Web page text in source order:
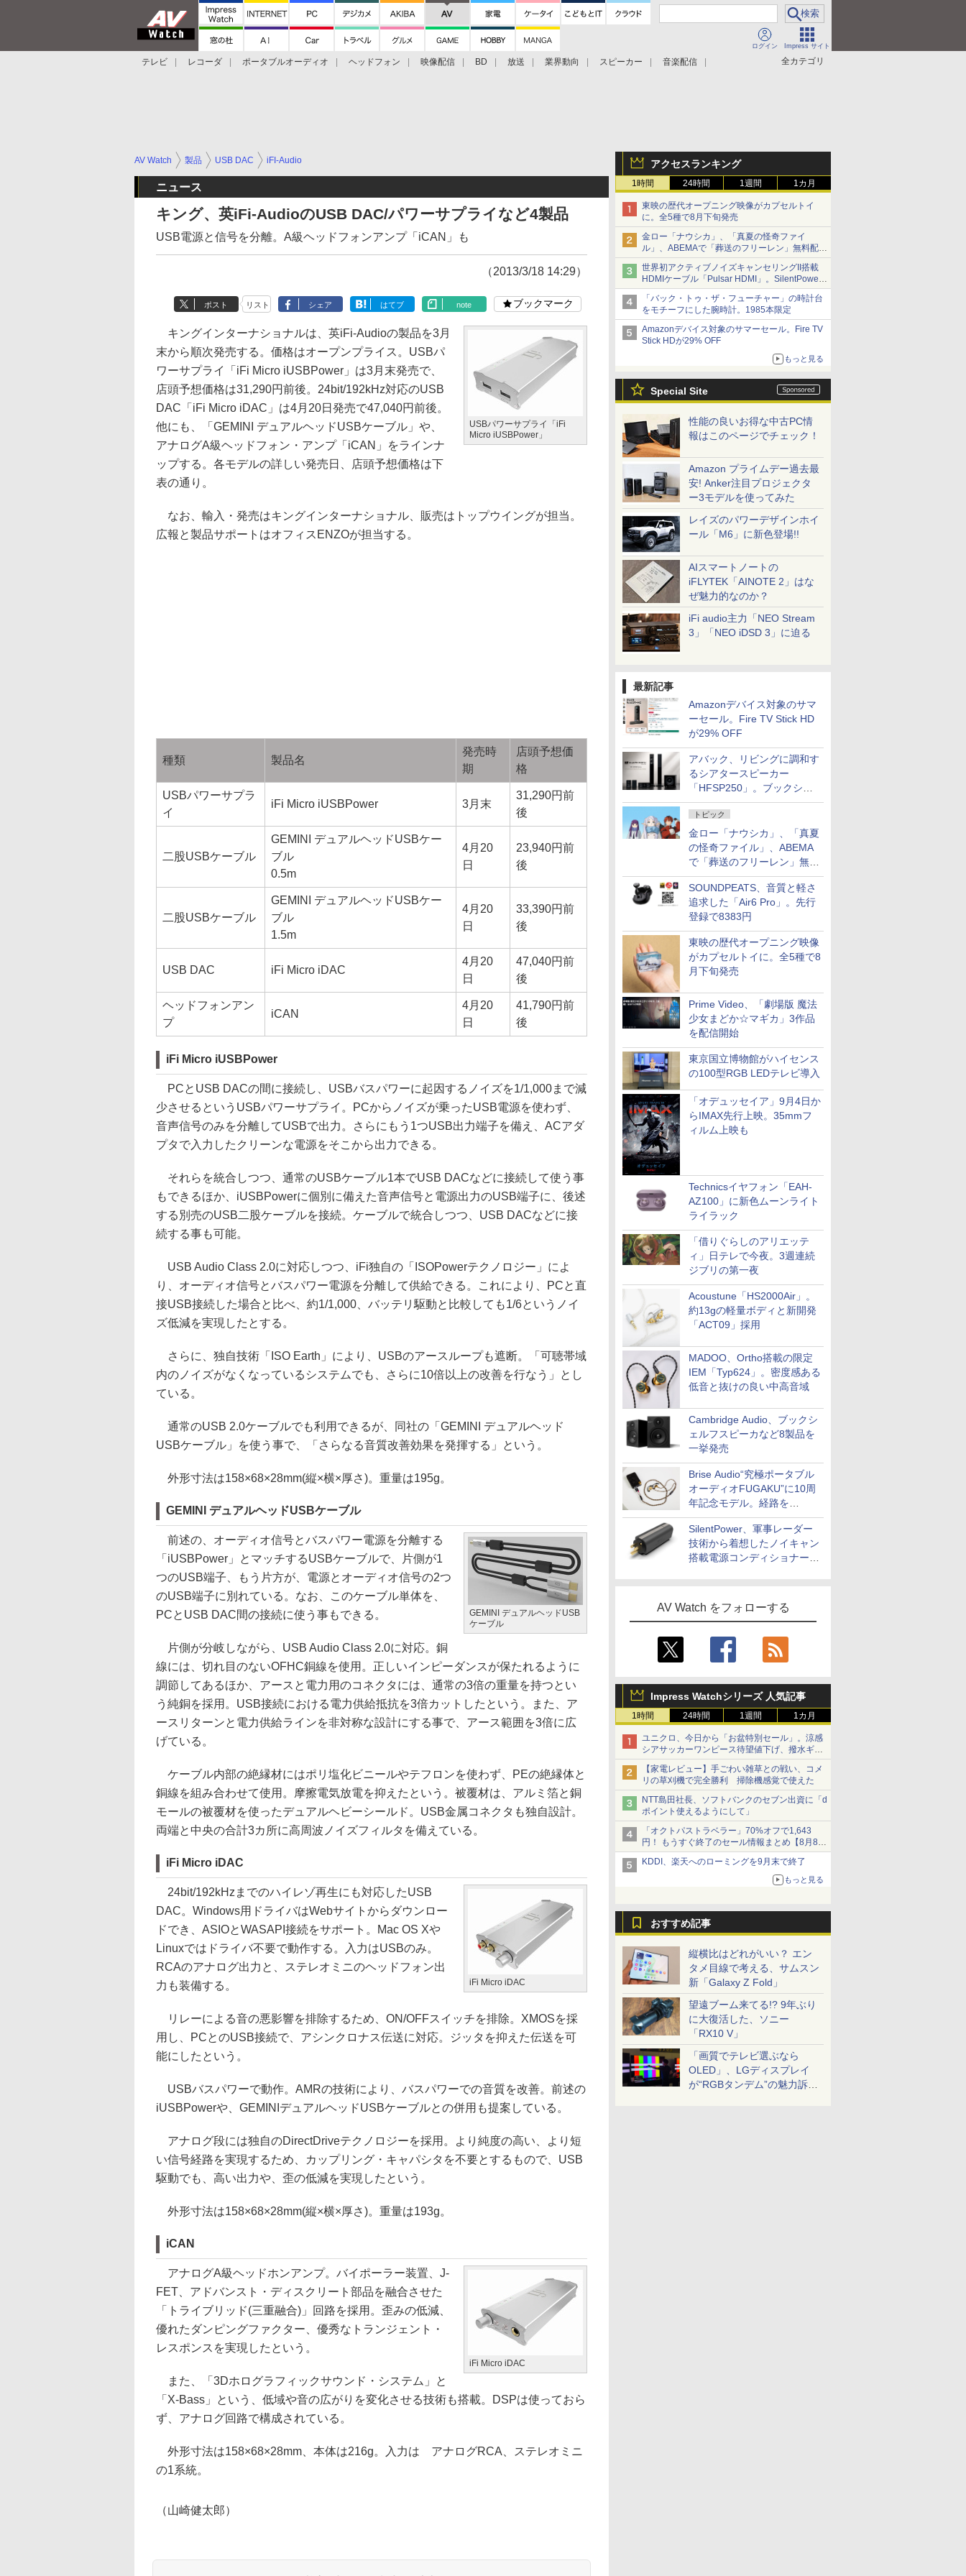
ログイン Impress サイト
全カテゴリ
テレビ レコーダ ポータブルオーディオ ヘッドフォン 映像配信 BD 放送 業界動向 スピーカー
音楽配信
アクセスランキング
1時間 24時間 1週間 1カ月
東映の歴代オープニング映像がカプセルトイ
に。全5種で8月下旬発売
金ロー「ナウシカ」、「真夏の怪奇ファイ
ル」、ABEMAで「葬送のフリーレン」無料配信
など。夏の特番・配信情報
世界初アクティブノイズキャンセリングII搭載
HDMIケーブル「Pulsar HDMI」。SilentPower
から
「バック・トゥ・ザ・フューチャー」の時計台
をモチーフにした腕時計。1985本限定
Amazonデバイス対象のサマーセール。Fire TV
Stick HDが29% OFF
もっと見る
Special Site
性能の良いお得な中古PC情
報はこのページでチェック！
Amazon プライムデー過去最
安! Anker注目プロジェクタ
ー3モデルを使ってみた
レイズのパワーデザインホイ
ール「M6」に新色登場!!
AIスマートノートの
iFLYTEK「AINOTE 2」はな
ぜ魅力的なのか？
iFi audio主力「NEO Stream
3」「NEO iDSD 3」に迫る
最新記事
Amazonデバイス対象のサマ
ーセール。Fire TV Stick HD
が29% OFF
アバック、リビングに調和す
るシアタースピーカー
「HFSP250」。ブックシェ
ルフはペア3万円以下
トピック
金ロー「ナウシカ」、「真夏
の怪奇ファイル」、ABEMA
で「葬送のフリーレン」無料
配信など。夏の特番・配信情
報
SOUNDPEATS、音質と軽さ
追求した「Air6 Pro」。先行
登録で8383円
東映の歴代オープニング映像
がカプセルトイに。全5種で8
月下旬発売
Prime Video、「劇場版 魔法
少女まどか☆マギカ」3作品
を配信開始
東京国立博物館がハイセンス
の100型RGB LEDテレビ導入
「オデュッセイア」9月4日か
らIMAX先行上映。35mmフ
ィルム上映も
Technicsイヤフォン「EAH-
AZ100」に新色ムーンライト
ライラック
「借りぐらしのアリエッテ
ィ」日テレで今夜。3週連続
ジブリの第一夜
Acoustune「HS2000Air」。
約13gの軽量ボディと新開発
「ACT09」採用
MADOO、Ortho搭載の限定
IEM「Typ624」。密度感ある
低音と抜けの良い中高音域
Cambridge Audio、ブックシ
ェルフスピーカなど8製品を
一挙発売
Brise Audio“究極ポータブル
オーディオFUGAKU”に10周
年記念モデル。経路を
NISHIKIで統一。400万円
SilentPower、軍事レーダー
技術から着想したノイキャン
搭載電源コンディショナー
AV Watch をフォローする
Impress Watchシリーズ 人気記事
1時間 24時間 1週間 1カ月
ユニクロ、今日から「お盆特別セール」。涼感
シアサッカーワンピース待望値下げ、撥水ギア
ショーツは1990円に
【家電レビュー】手ごわい雑草との戦い、コメ
リの草刈機で完全勝利 掃除機感覚で使えた
NTT島田社長、ソフトバンクのセブン出資に「d
ポイント使えるようにして」
「オクトパストラベラー」70%オフで1,643
円！ もうすぐ終了のセール情報まとめ【8月8日
更新】
ニンテンドーeショップでは「大神 絶景版」が
KDDI、楽天へのローミングを9月末で終了
もっと見る
おすすめ記事
縦横比はどれがいい？ エン
タメ目線で考える、サムスン
新「Galaxy Z Fold」
望遠ブーム来てる!? 9年ぶり
に大復活した、ソニー
「RX10 V」
「画質でテレビ選ぶなら
OLED」、LGディスプレイ
が“RGBタンデム”の魅力訴
AV Watch 製品 USB DAC iFI-Audio
ニュース
キング、英iFi-AudioのUSB DAC/パワーサプライなど4製品
USB電源と信号を分離。A級ヘッドフォンアンプ「iCAN」も
（2013/3/18 14:29）
ポスト リスト シェア はてブ note ブックマーク
USBパワーサプライ「iFi
Micro iUSBPower」
キングインターナショナルは、英iFi-Audioの製品を3月
末から順次発売する。価格はオープンプライス。USBパ
ワーサプライ「iFi Micro iUSBPower」は3月末発売で、
店頭予想価格は31,290円前後。24bit/192kHz対応のUSB
DAC「iFi Micro iDAC」は4月20日発売で47,040円前後。
他にも、「GEMINI デュアルヘッドUSBケーブル」や、
アナログA級ヘッドフォン・アンプ「iCAN」をラインナ
ップする。各モデルの詳しい発売日、店頭予想価格は下
表の通り。
なお、輸入・発売はキングインターナショナル、販売はトップウイングが担当。
広報と製品サポートはオフィスENZOが担当する。
種類 製品名
発売時
期
店頭予想価
格
USBパワーサプラ
イ
iFi Micro iUSBPower 3月末
31,290円前
後
二股USBケーブル
GEMINI デュアルヘッドUSBケー
ブル
0.5m
4月20
日
23,940円前
後
二股USBケーブル
GEMINI デュアルヘッドUSBケー
ブル
1.5m
4月20
日
33,390円前
後
USB DAC iFi Micro iDAC
4月20
日
47,040円前
後
ヘッドフォンアン
プ
iCAN
4月20
日
41,790円前
後
iFi Micro iUSBPower
PCとUSB DACの間に接続し、USBバスパワーに起因するノイズを1/1,000まで減
少させるというUSBパワーサプライ。PCからノイズが乗ったUSB電源を使わず、
音声信号のみを分離してUSBで出力。さらにもう1つUSB出力端子を備え、ACアダ
プタで入力したクリーンな電源をそこから出力できる。
それらを統合しつつ、通常のUSBケーブル1本でUSB DACなどに接続して使う事
もできるほか、iUSBPowerに個別に備えた音声信号と電源出力のUSB端子に、後述
する別売のUSB二股ケーブルを接続。ケーブルで統合しつつ、USB DACなどに接
続する事も可能。
USB Audio Class 2.0に対応しつつ、iFi独自の「ISOPowerテクノロジー」によ
り、オーディオ信号とバスパワー電源を分離して供給できる。これにより、PCと直
接USB接続した場合と比べ、約1/1,000、バッテリ駆動と比較しても1/6というノイ
ズ低減を実現したとする。
さらに、独自技術「ISO Earth」により、USBのアースループも遮断。「可聴帯域
内のノイズがなくなっているシステムでも、さらに10倍以上の改善を行なう」とし
ている。
通常のUSB 2.0ケーブルでも利用できるが、同社の「GEMINI デュアルヘッド
USBケーブル」を使う事で、「さらなる音質改善効果を発揮する」という。
外形寸法は158×68×28mm(縦×横×厚さ)。重量は195g。
GEMINI デュアルヘッドUSBケーブル
GEMINI デュアルヘッドUSB
ケーブル
前述の、オーディオ信号とバスパワー電源を分離する
「iUSBPower」とマッチするUSBケーブルで、片側が1
つのUSB端子、もう片方が、電源とオーディオ信号の2つ
のUSB端子に別れている。なお、このケーブル単体を、
PCとUSB DAC間の接続に使う事もできる。
片側が分岐しながら、USB Audio Class 2.0に対応。銅
線には、切れ目のないOFHC銅線を使用。正しいインピーダンスが保たれるように
調節してあるほか、アースと電力用のコネクタには、通常の3倍の重量を持つとい
う純銅を採用。USB接続における電力供給抵抗を3倍カットしたという。また、ア
ースリターンと電力供給ラインを非対称な設計にする事で、アース範囲を3倍に広
げている。
ケーブル内部の絶縁材にはポリ塩化ビニールやテフロンを使わず、PEの絶縁体と
銅線を組み合わせて使用。摩擦電気放電を抑えたという。被覆材は、アルミ箔と銅
モールの被覆材を使ったデュアルヘビーシールド。USB金属コネクタも独自設計。
両端と中央の合計3カ所に高周波ノイズフィルタを備えている。
iFi Micro iDAC
iFi Micro iDAC
24bit/192kHzまでのハイレゾ再生にも対応したUSB
DAC。Windows用ドライバはWebサイトからダウンロー
ドでき、ASIOとWASAPI接続をサポート。Mac OS Xや
Linuxではドライバ不要で動作する。入力はUSBのみ。
RCAのアナログ出力と、ステレオミニのヘッドフォン出
力も装備する。
リレーによる音の悪影響を排除するため、ON/OFFスイッチを排除。XMOSを採
用し、PCとのUSB接続で、アシンクロナス伝送に対応。ジッタを抑えた伝送を可
能にしたという。
USBバスパワーで動作。AMRの技術により、バスパワーでの音質を改善。前述の
iUSBPowerや、GEMINIデュアルヘッドUSBケーブルとの併用も提案している。
アナログ段には独自のDirectDriveテクノロジーを採用。より純度の高い、より短
い信号経路を実現するため、カップリング・キャパシタを不要とするもので、USB
駆動でも、高い出力や、歪の低減を実現したという。
外形寸法は158×68×28mm(縦×横×厚さ)。重量は193g。
iCAN
iFi Micro iDAC
アナログA級ヘッドホンアンプ。バイポーラー装置、J-
FET、アドバンスト・ディスクリート部品を融合させた
「トライブリッド(三重融合)」回路を採用。歪みの低減、
優れたダンピングファクター、優秀なトランジェント・
レスポンスを実現したという。
また、「3Dホログラフィックサウンド・システム」と
「X-Bass」という、低域や音の広がりを変化させる技術も搭載。DSPは使っておら
ず、アナログ回路で構成されている。
外形寸法は158×68×28mm、本体は216g。入力は アナログRCA、ステレオミニ
の1系統。
（山崎健太郎）